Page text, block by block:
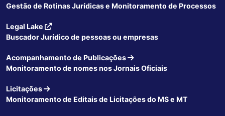
Gestão de Rotinas Jurídicas e Monitoramento de Processos
Legal Lake
Buscador Jurídico de pessoas ou empresas
Acompanhamento de Publicações
Monitoramento de nomes nos Jornais Oficiais
Licitações
Monitoramento de Editais de Licitações do MS e MT